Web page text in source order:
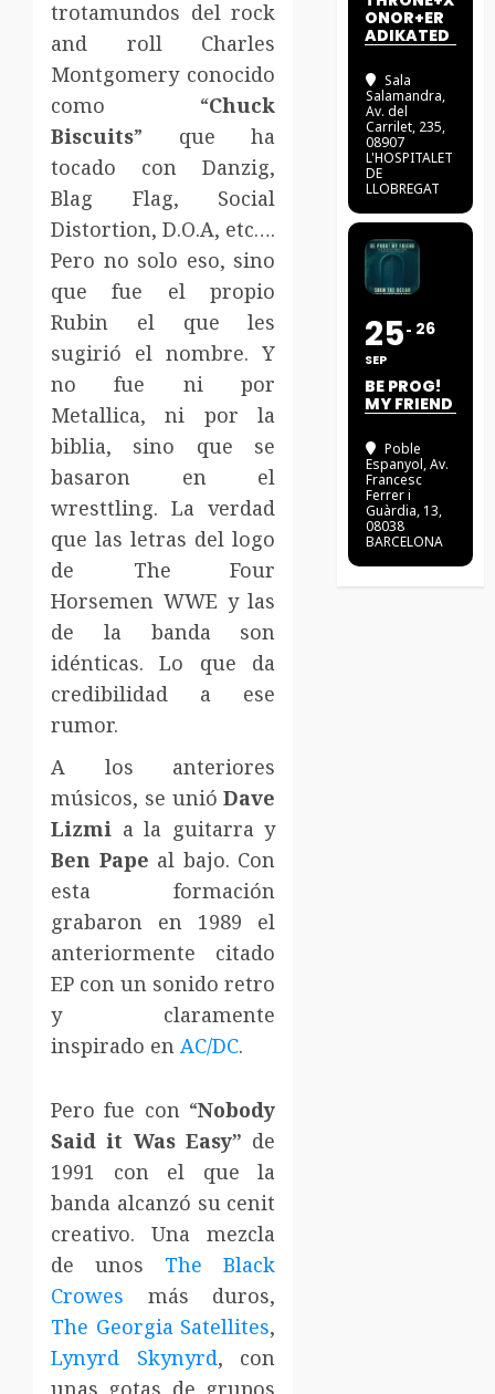
trotamundos del rock
and roll Charles
Montgomery conocido
como “Chuck
Biscuits” que ha
tocado con Danzig,
Blag Flag, Social
Distortion, D.O.A, etc….
Pero no solo eso, sino
que fue el propio
Rubin el que les
sugirió el nombre. Y
no fue ni por
Metallica, ni por la
biblia, sino que se
basaron en el
wresttling. La verdad
que las letras del logo
de The Four
Horsemen WWE y las
de la banda son
idénticas. Lo que da
credibilidad a ese
rumor.
A los anteriores
músicos, se unióDave
Lizmi a la guitarra y
Ben Pape al bajo. Con
esta formación
grabaron en 1989 el
anteriormente citado
EP con un sonido retro
y claramente
inspirado en AC/DC.
Pero fue con “Nobody
Said it Was Easy” de
1991 con el que la
banda alcanzó su cenit
creativo. Una mezcla
de unos The Black
Crowes más duros,
The Georgia Satellites,
Lynyrd Skynyrd, con
unas gotas de grupos
ONOR+ER
ADIKATED
Sala
Salamandra,
Av. del
Carrilet, 235,
08907
L'HOSPITALET
DE
LLOBREGAT
25
SEP
26
BE PROG!
MY FRIEND
Poble
Espanyol, Av.
Francesc
Ferrer i
Guàrdia, 13,
08038
BARCELONA